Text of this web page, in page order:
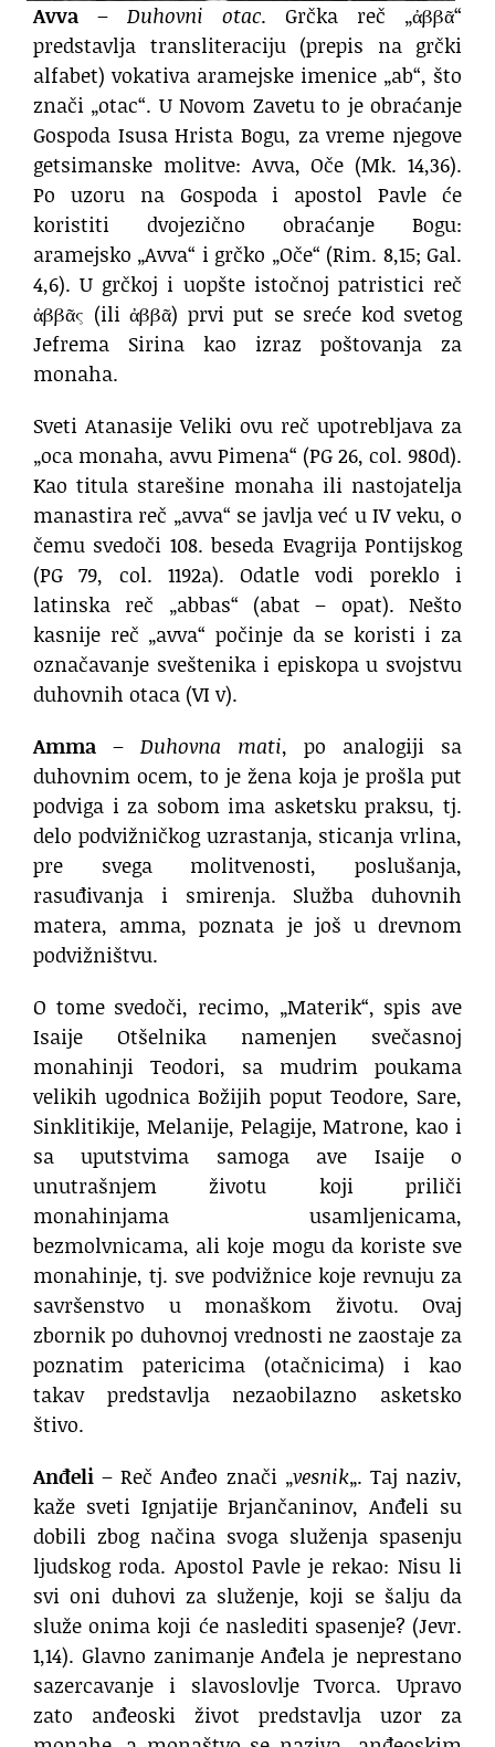
Avva – Duhovni otac. Grčka reč „ἀββᾶ“
predstavlja transliteraciju (prepis na grčki
alfabet) vokativa aramejske imenice „ab“, što
znači „otac“. U Novom Zavetu to je obraćanje
Gospoda Isusa Hrista Bogu, za vreme njegove
getsimanske molitve: Avva, Oče (Mk. 14,36).
Po uzoru na Gospoda i apostol Pavle će
koristiti dvojezično obraćanje Bogu:
aramejsko „Avva“ i grčko „Oče“ (Rim. 8,15; Gal.
4,6). U grčkoj i uopšte istočnoj patristici reč
ἀββᾶς (ili ἀββᾶ) prvi put se sreće kod svetog
Jefrema Sirina kao izraz poštovanja za
monaha.
Sveti Atanasije Veliki ovu reč upotrebljava za
„oca monaha, avvu Pimena“ (PG 26, col. 980d).
Kao titula starešine monaha ili nastojatelja
manastira reč „avva“ se javlja već u IV veku, o
čemu svedoči 108. beseda Evagrija Pontijskog
(PG 79, col. 1192a). Odatle vodi poreklo i
latinska reč „abbas“ (abat – opat). Nešto
kasnije reč „avva“ počinje da se koristi i za
označavanje sveštenika i episkopa u svojstvu
duhovnih otaca (VI v).
Amma – Duhovna mati, po analogiji sa
duhovnim ocem, to je žena koja je prošla put
podviga i za sobom ima asketsku praksu, tj.
delo podvižničkog uzrastanja, sticanja vrlina,
pre svega molitvenosti, poslušanja,
rasuđivanja i smirenja. Služba duhovnih
matera, amma, poznata je još u drevnom
podvižništvu.
O tome svedoči, recimo, „Materik“, spis ave
Isaije Otšelnika namenjen svečasnoj
monahinji Teodori, sa mudrim poukama
velikih ugodnica Božijih poput Teodore, Sare,
Sinklitikije, Melanije, Pelagije, Matrone, kao i
sa uputstvima samoga ave Isaije o
unutrašnjem životu koji priliči
monahinjama usamljenicama,
bezmolvnicama, ali koje mogu da koriste sve
monahinje, tj. sve podvižnice koje revnuju za
savršenstvo u monaškom životu. Ovaj
zbornik po duhovnoj vrednosti ne zaostaje za
poznatim patericima (otačnicima) i kao
takav predstavlja nezaobilazno asketsko
štivo.
Anđeli – Reč Anđeo znači „vesnik„. Taj naziv,
kaže sveti Ignjatije Brjančaninov, Anđeli su
dobili zbog načina svoga služenja spasenju
ljudskog roda. Apostol Pavle je rekao: Nisu li
svi oni duhovi za služenje, koji se šalju da
služe onima koji će naslediti spasenje? (Jevr.
1,14). Glavno zanimanje Anđela je neprestano
sazercavanje i slavoslovlje Tvorca. Upravo
zato anđeoski život predstavlja uzor za